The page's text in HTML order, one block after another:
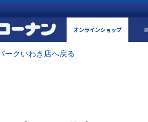
オンラインショップ
ークいわき店へ戻る